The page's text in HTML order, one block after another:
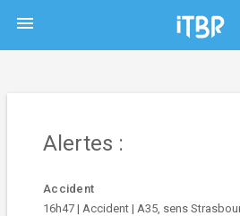
menu
Alertes :
Accident
16h47 | Accident | A35, sens